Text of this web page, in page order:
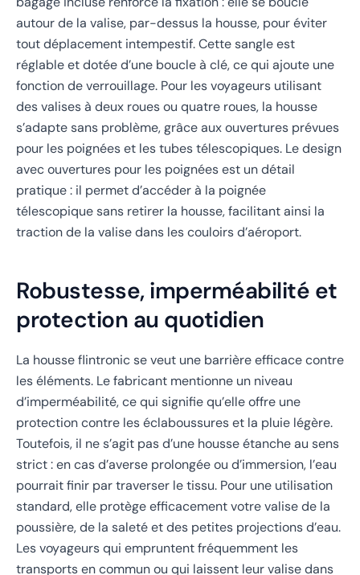
autour de la valise, par-dessus la housse, pour éviter
tout déplacement intempestif. Cette sangle est
réglable et dotée d’une boucle à clé, ce qui ajoute une
fonction de verrouillage. Pour les voyageurs utilisant
des valises à deux roues ou quatre roues, la housse
s’adapte sans problème, grâce aux ouvertures prévues
pour les poignées et les tubes télescopiques. Le design
avec ouvertures pour les poignées est un détail
pratique : il permet d’accéder à la poignée
télescopique sans retirer la housse, facilitant ainsi la
traction de la valise dans les couloirs d’aéroport.
Robustesse, imperméabilité et
protection au quotidien
La housse flintronic se veut une barrière efficace contre
les éléments. Le fabricant mentionne un niveau
d’imperméabilité, ce qui signifie qu’elle offre une
protection contre les éclaboussures et la pluie légère.
Toutefois, il ne s’agit pas d’une housse étanche au sens
strict : en cas d’averse prolongée ou d’immersion, l’eau
pourrait finir par traverser le tissu. Pour une utilisation
standard, elle protège efficacement votre valise de la
poussière, de la saleté et des petites projections d’eau.
Les voyageurs qui empruntent fréquemment les
transports en commun ou qui laissent leur valise dans